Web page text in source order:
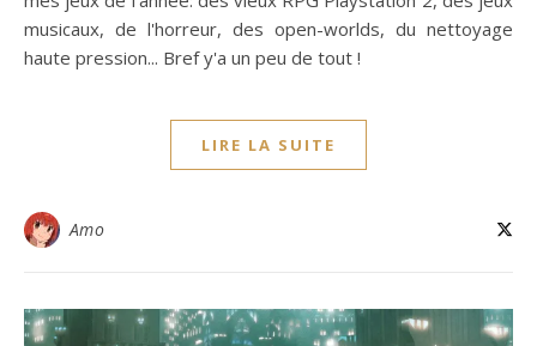
musicaux, de l'horreur, des open-worlds, du nettoyage
haute pression... Bref y'a un peu de tout !
LIRE LA SUITE
Amo